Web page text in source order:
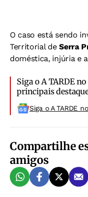
O caso está sendo
Territorial deSerra
doméstica, injúria e
Siga o A TARDE no
principais
Siga o A TARDE
Compartilhe
amigos